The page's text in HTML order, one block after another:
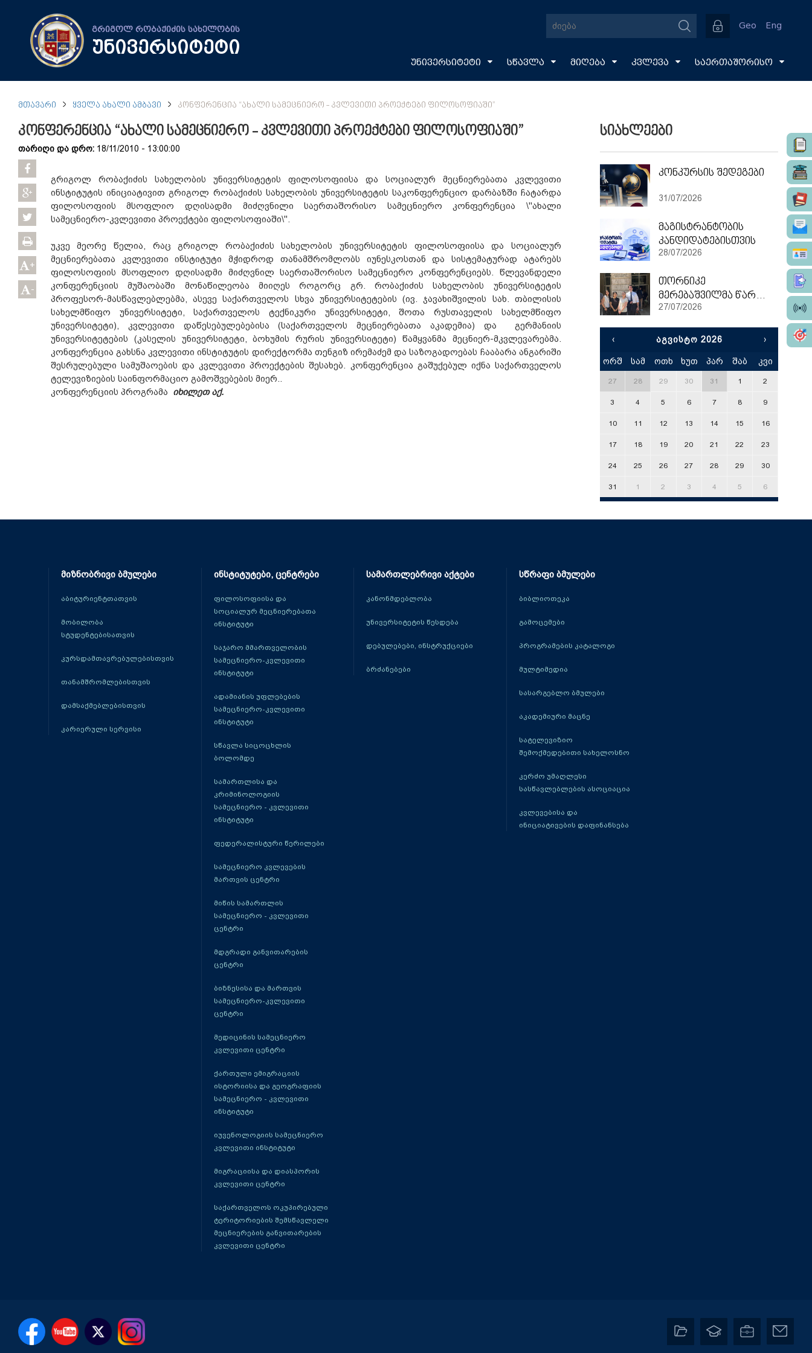
გრიგოლ რობაქიძის სახელობის
უნივერსიტეტი
Geo Eng
უნივერსიტეტი სწავლა მიღება კვლევა საერთაშორისო
ᲛᲗᲐᲕᲐᲠᲘ ᲧᲕᲔᲚᲐ ᲐᲮᲐᲚᲘ ᲐᲛᲑᲐᲕᲘ ᲙᲝᲜᲤᲔᲠᲔᲜᲪᲘᲐ “ᲐᲮᲐᲚᲘ ᲡᲐᲛᲔᲪᲜᲘᲔᲠᲝ - ᲙᲕᲚᲔᲕᲘᲗᲘ ᲞᲠᲝᲔᲥᲢᲔᲑᲘ ᲤᲘᲚᲝᲡᲝᲤᲘᲐᲨᲘ”
კონფერენცია “ახალი სამეცნიერო - კვლევითი პროექტები ფილოსოფიაში”
თარიღი და დრო: 18/11/2010 - 13:00:00
+
-
გრიგოლ რობაქიძის სახელობის უნივერსიტეტის ფილოსოფიისა და სოციალურ მეცნიერებათა კვლევითი
ინსტიტუტის ინიციატივით გრიგოლ რობაქიძის სახელობის უნივერსიტეტის საკონფერენციო დარბაზში ჩატარდა
ფილოსოფიის მსოფლიო დღისადმი მიძღვნილი საერთაშორისო სამეცნიერო კონფერენცია \"ახალი
სამეცნიერო-კვლევითი პროექტები ფილოსოფიაში\".
უკვე მეორე წელია, რაც გრიგოლ რობაქიძის სახელობის უნივერსიტეტის ფილოსოფიისა და სოციალურ
მეცნიერებათა კვლევითი ინსტიტუტი მჭიდროდ თანამშრომლობს იუნესკოსთან და სისტემატურად ატარებს
ფილოსოფიის მსოფლიო დღისადმი მიძღვნილ საერთაშორისო სამეცნიერო კონფერენციებს. წლევანდელი
კონფერენციის მუშაობაში მონაწილეობა მიიღეს როგორც გრ. რობაქიძის სახელობის უნივერსიტეტის
პროფესორ-მასწავლებლებმა, ასევე საქართველოს სხვა უნივერსიტეტების (ივ. ჯავახიშვილის სახ. თბილისის
სახელმწიფო უნივერსიტეტი, საქართველოს ტექნიკური უნივერსიტეტი, შოთა რუსთაველის სახელმწიფო
უნივერსიტეტი), კვლევითი დაწესებულებებისა (საქართველოს მეცნიერებათა აკადემია) და გერმანიის
უნივერსიტეტების (კასელის უნივერსიტეტი, ბოხუმის რურის უნივერსიტეტი) წამყვანმა მეცნიერ-მკვლევარებმა.
კონფერენცია გახსნა კვლევითი ინსტიტუტის დირექტორმა თენგიზ ირემაძემ და საზოგადოებას ჩააბარა ანგარიში
შესრულებული სამუშაოების და კვლევითი პროექტების შესახებ. კონფერენცია გაშუქებულ იქნა საქართველოს
ტელევიზიების საინფორმაციო გამოშვებების მიერ..
კონფერენციის პროგრამა იხილეთ აქ.
სიახლეები
კონკურსის შედეგები
31/07/2026
მაგისტრანტობის
კანდიდატებისთვის
28/07/2026
თორნიკე
მერებაშვილმა წარჩინებით დაასრულა ეტვოშ ლორანის უნივერსიტეტის სამაგისტრო პროგრამა
27/07/2026
‹ ᲐᲒᲕᲘᲡᲢᲝ 2026 ›
ორშ სამ ოთხ ხუთ პარ შაბ კვი
27 28 29 30 31 1 2
3 4 5 6 7 8 9
10 11 12 13 14 15 16
17 18 19 20 21 22 23
24 25 26 27 28 29 30
31 1 2 3 4 5 6
მიზნობრივი ბმულები
აბიტურიენტთათვის
მობილობა
სტუდენტებისათვის
კურსდამთავრებულებისთვის
თანამშრომლებისთვის
დამსაქმებლებისთვის
კარიერული სერვისი
ინსტიტუტები, ცენტრები
ფილოსოფიისა და
სოციალურ მეცნიერებათა
ინსტიტუტი
საჯარო მმართველობის
სამეცნიერო-კვლევითი
ინსტიტუტი
ადამიანის უფლებების
სამეცნიერო-კვლევითი
ინსტიტუტი
სწავლა სიცოცხლის
ბოლომდე
სამართლისა და
კრიმინოლოგიის
სამეცნიერო - კვლევითი
ინსტიტუტი
ფედერალისტური წერილები
სამეცნიერო კვლევების
მართვის ცენტრი
მიწის სამართლის
სამეცნიერო - კვლევითი
ცენტრი
მდგრადი განვითარების
ცენტრი
ბიზნესისა და მართვის
სამეცნიერო-კვლევითი
ცენტრი
მედიცინის სამეცნიერო
კვლევითი ცენტრი
ქართული ემიგრაციის
ისტორიისა და გეოგრაფიის
სამეცნიერო - კვლევითი
ინსტიტუტი
იუვენოლოგიის სამეცნიერო
კვლევითი ინსტიტუტი
მიგრაციისა და დიასპორის
კვლევითი ცენტრი
საქართველოს ოკუპირებული
ტერიტორიების შემსწავლელი
მეცნიერების განვითარების
კვლევითი ცენტრი
სამართლებრივი აქტები
კანონმდებლობა
უნივერსიტეტის წესდება
დებულებები, ინსტრუქციები
ბრძანებები
სწრაფი ბმულები
ბიბლიოთეკა
გამოცემები
პროგრამების კატალოგი
მულტიმედია
სასარგებლო ბმულები
აკადემიური მაცნე
სატელევიზიო
შემოქმედებითი სახელოსნო
კერძო უმაღლესი
სასწავლებლების ასოციაცია
კვლევებისა და
ინიციატივების დაფინანსება